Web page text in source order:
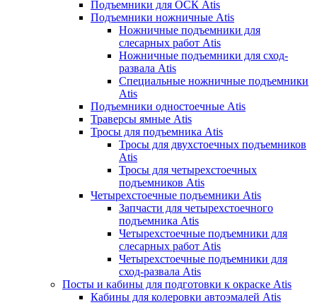
Подъемники для ОСК Atis
Подъемники ножничные Atis
Ножничные подъемники для
слесарных работ Atis
Ножничные подъемники для сход-
развала Atis
Специальные ножничные подъемники
Atis
Подъемники одностоечные Atis
Траверсы ямные Atis
Тросы для подъемника Atis
Тросы для двухстоечных подъемников
Atis
Тросы для четырехстоечных
подъемников Atis
Четырехстоечные подъемники Atis
Запчасти для четырехстоечного
подъемника Atis
Четырехстоечные подъемники для
слесарных работ Atis
Четырехстоечные подъемники для
сход-развала Atis
Посты и кабины для подготовки к окраске Atis
Кабины для колеровки автоэмалей Atis